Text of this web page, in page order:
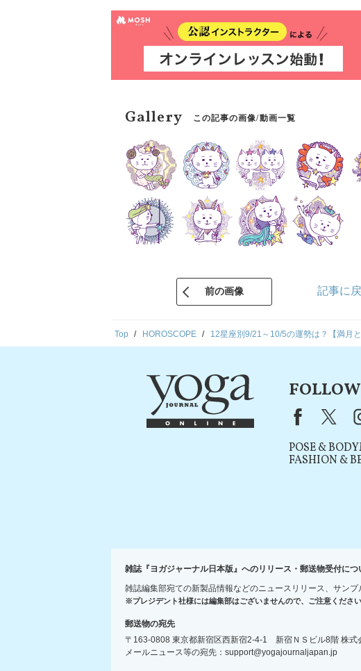
Gallery この記事の画像/動画一覧
前の画像 記事に
Top HOROSCOPE 12星座別9/21～10/5の運勢は？【満月
FacebookX
POSE & BODY
FASHION &
雑誌『ヨガジャーナル日本版』へのリリース・郵送物受付につ
雑誌編集部宛ての新製品情報などのニュースリリース、サン
※プレジデント社様には編集部はございませんので、ご注意ください
郵送物の宛先
〒163-0808 東京都新宿区西新宿2-4-1 新宿ＮＳビル8階 株式
メールニュース等の宛先：support@yogajournaljapan.jp